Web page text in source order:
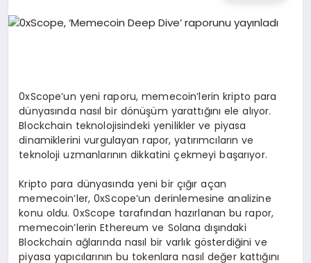
0xScope’un yeni raporu, memecoin’lerin kripto para
dünyasında nasıl bir dönüşüm yarattığını ele alıyor.
Blockchain teknolojisindeki yenilikler ve piyasa
dinamiklerini vurgulayan rapor, yatırımcıların ve
teknoloji uzmanlarının dikkatini çekmeyi başarıyor.
Kripto para dünyasında yeni bir çığır açan
memecoin’ler, 0xScope’un derinlemesine analizine
konu oldu. 0xScope tarafından hazırlanan bu rapor,
memecoin’lerin Ethereum ve Solana dışındaki
Blockchain ağlarında nasıl bir varlık gösterdiğini ve
piyasa yapıcılarının bu tokenlara nasıl değer kattığını